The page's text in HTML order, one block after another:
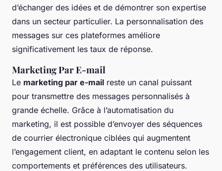
d’échanger des idées et de démontrer son expertise
dans un secteur particulier. La personnalisation des
messages sur ces plateformes améliore
significativement les taux de réponse.
Marketing Par E-mail
Le marketing par e-mail reste un canal puissant
pour transmettre des messages personnalisés à
grande échelle. Grâce à l’automatisation du
marketing, il est possible d’envoyer des séquences
de courrier électronique ciblées qui augmentent
l’engagement client, en adaptant le contenu selon les
comportements et préférences des utilisateurs.